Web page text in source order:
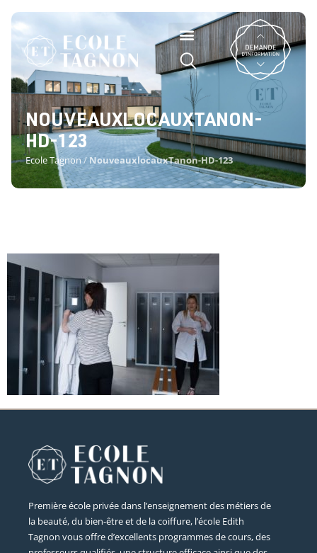
NOUVEAUXLOCAUXTANON-
HD-123
Ecole Tagnon / NouveauxlocauxTanon-HD-123
Première école privée dans l’enseignement des métiers de
la beauté, du bien-être et de la coiffure, l’école Edith
Tagnon vous offre d’excellents programmes de cours, des